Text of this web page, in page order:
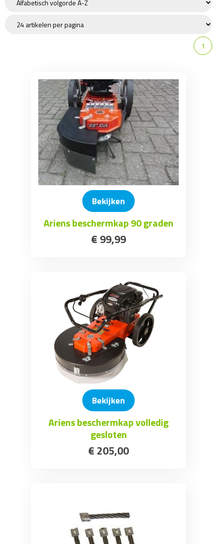
Stomen
Veegmachine
Sneeuwfrees
Ongedierte / Mollenbestrijding
1
Bekijken
Ariens beschermkap 90 graden
€ 99,99
Bekijken
Ariens beschermkap volledig
gesloten
€ 205,00